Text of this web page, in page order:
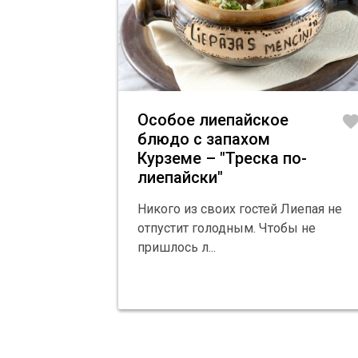
Особое лиепайское
блюдо с запахом
Курземе – "Трескa по-
лиепайски"
Никого из своих гостей Лиепая не
отпустит голодным. Чтобы не
пришлось л...